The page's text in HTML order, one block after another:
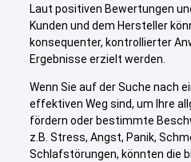
Laut positiven Bewertungen
Kunden und dem Hersteller
konsequenter, kontrollierter
Ergebnisse erzielt werden.
Wenn Sie auf der Suche nach
effektiven Weg sind, um Ihre
fördern oder bestimmte
z.B. Stress, Angst, Panik,
Schlafstörungen, könnten die